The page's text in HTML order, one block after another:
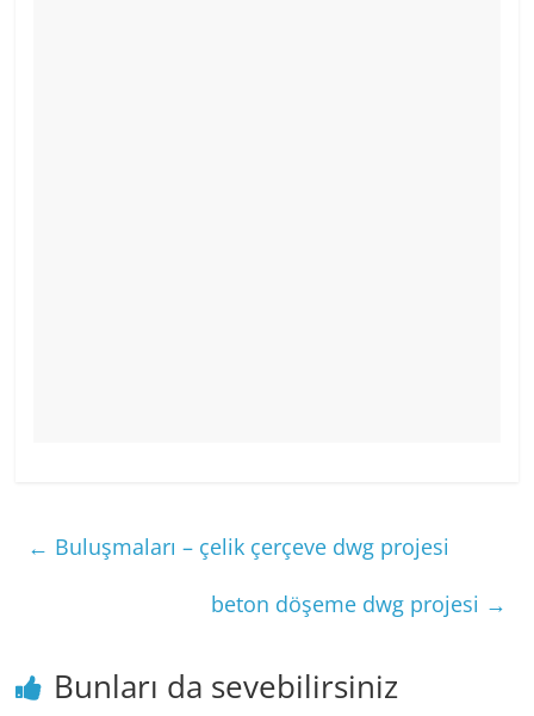
← Buluşmaları – çelik çerçeve dwg projesi
beton döşeme dwg projesi →
Bunları da sevebilirsiniz